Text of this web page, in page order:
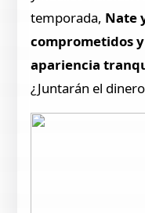
temporada, Nate
comprometidos
apariencia
¿Juntarán el